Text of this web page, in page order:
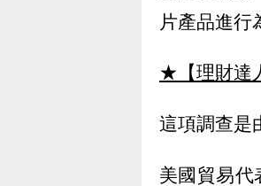
片產品進行
★【理財達
這項調查是
美國貿易代